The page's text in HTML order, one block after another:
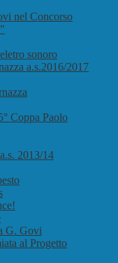
nel Concorso
sonoro
a.s.2016/2017
Coppa Paolo
2013/14
G. Govi
al Progetto